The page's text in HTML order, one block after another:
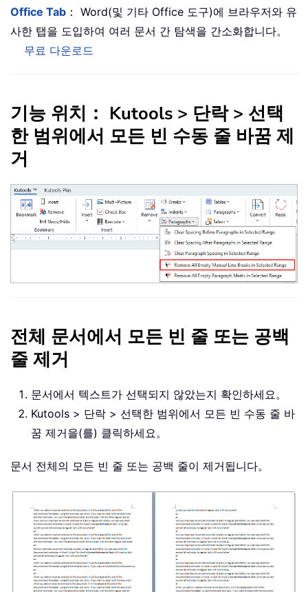
Office Tab ： Word(및 기타 Office 도구)에 브라우저와 유
사한 탭을 도입하여 여러 문서 간 탐색을 간소화합니다。
무료 다운로드
기능 위치： Kutools > 단락 > 선택
한 범위에서 모든 빈 수동 줄 바꿈 제
거
전체 문서에서 모든 빈 줄 또는 공백
줄 제거
문서에서 텍스트가 선택되지 않았는지 확인하세요。
Kutools > 단락 > 선택한 범위에서 모든 빈 수동 줄 바
꿈 제거을(를) 클릭하세요。
문서 전체의 모든 빈 줄 또는 공백 줄이 제거됩니다。